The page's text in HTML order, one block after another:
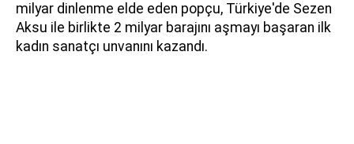
milyar dinlenme elde eden popçu, Türkiye'de Sezen
Aksu ile birlikte 2 milyar barajını aşmayı başaran ilk
kadın sanatçı unvanını kazandı.